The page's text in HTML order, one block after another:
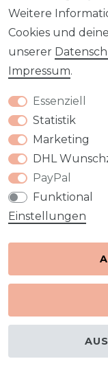
VERTRAG
Weitere
Cookies und
unserer
Impressum.
Essenziell
Statistik
Marketing
DHL
PayPal
Funktional
Einstellungen